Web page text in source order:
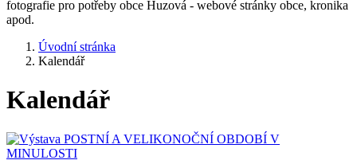
fotografie pro potřeby obce Huzová - webové stránky obce, kronika
apod.
Úvodní stránka
Kalendář
Kalendář